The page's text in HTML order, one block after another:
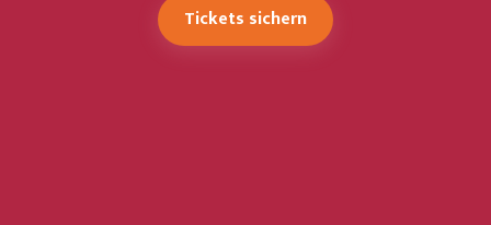
Tickets sichern